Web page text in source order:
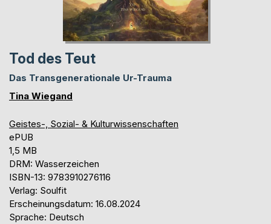
Tod des Teut
Das Transgenerationale Ur-Trauma
Tina Wiegand
Geistes-, Sozial- & Kulturwissenschaften
ePUB
1,5 MB
DRM: Wasserzeichen
ISBN-13: 9783910276116
Verlag: Soulfit
Erscheinungsdatum: 16.08.2024
Sprache: Deutsch